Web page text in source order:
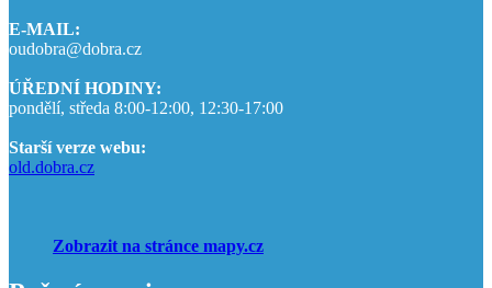
E-MAIL:
oudobra@dobra.cz
ÚŘEDNÍ HODINY:
pondělí, středa 8:00-12:00, 12:30-17:00
Starší verze webu:
old.dobra.cz
Zobrazit na stránce mapy.cz